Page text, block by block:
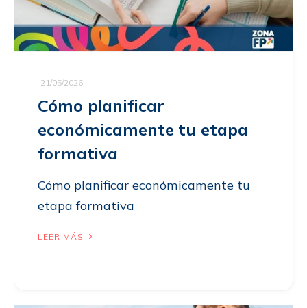
21/05/2026
Cómo planificar
económicamente tu etapa
formativa
Cómo planificar económicamente tu
etapa formativa
LEER MÁS